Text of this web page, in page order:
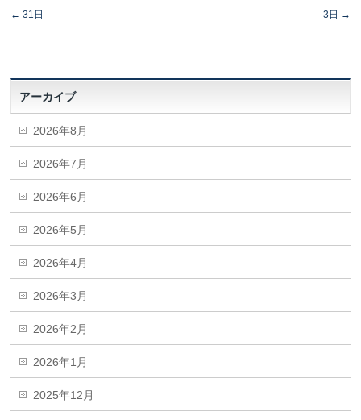
← 31日 3日 →
アーカイブ
2026年8月
2026年7月
2026年6月
2026年5月
2026年4月
2026年3月
2026年2月
2026年1月
2025年12月